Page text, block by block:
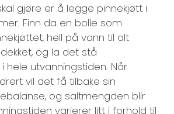
gjøre er å legge pinnekjøtt i
Finn da en bolle som
hell på vann til alt
og la det stå
hele utvanningstiden. Når
vil det få tilbake sin
og saltmengden blir
varierer litt i forhold til